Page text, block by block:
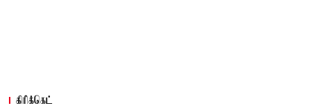
கிரிக்கெட்